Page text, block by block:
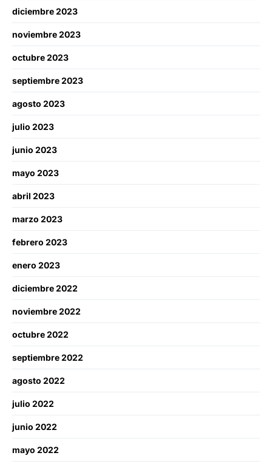
diciembre 2023
noviembre 2023
octubre 2023
septiembre 2023
agosto 2023
julio 2023
junio 2023
mayo 2023
abril 2023
marzo 2023
febrero 2023
enero 2023
diciembre 2022
noviembre 2022
octubre 2022
septiembre 2022
agosto 2022
julio 2022
junio 2022
mayo 2022